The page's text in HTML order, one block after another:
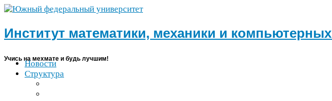
Институт математики, механики и
Учись на мехмате и будь лучшим!
Новости
Структура